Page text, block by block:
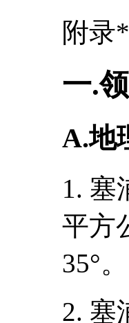
附录
一.
A.地
1. 塞
平方
35°。
2. 塞